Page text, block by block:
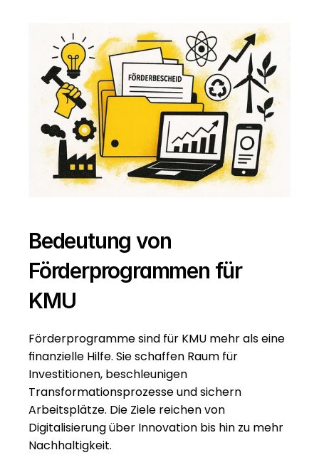
Bedeutung von
Förderprogrammen für
KMU
Förderprogramme sind für KMU mehr als eine
finanzielle Hilfe. Sie schaffen Raum für
Investitionen, beschleunigen
Transformationsprozesse und sichern
Arbeitsplätze. Die Ziele reichen von
Digitalisierung über Innovation bis hin zu mehr
Nachhaltigkeit.